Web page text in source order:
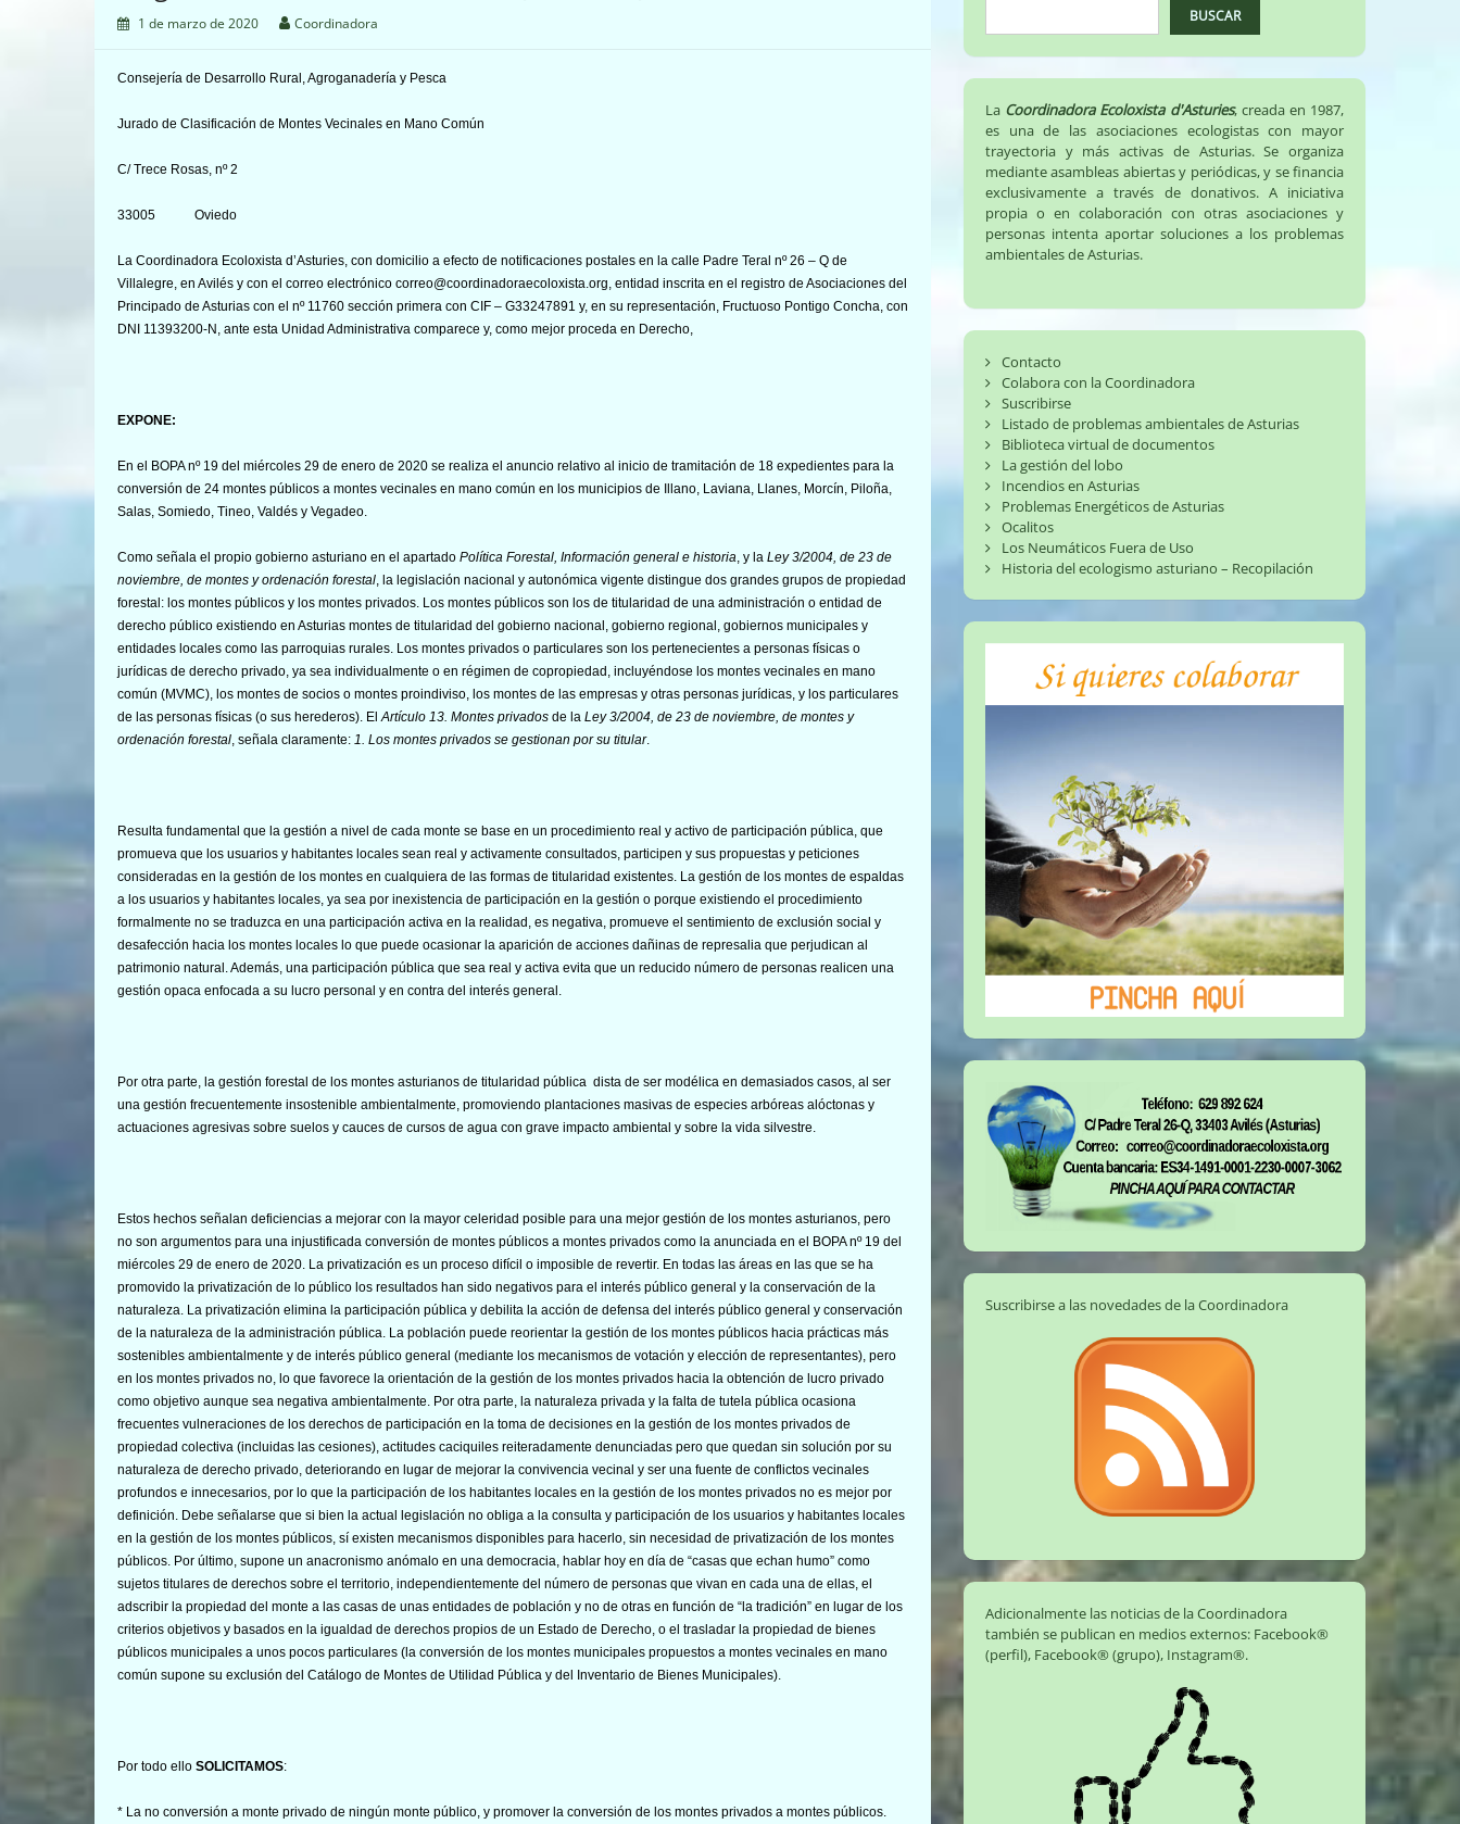
1 de marzo de 2020 Coordinadora
Consejería de Desarrollo Rural, Agroganadería y Pesca
Jurado de Clasificación de Montes Vecinales en Mano Común
C/ Trece Rosas, nº 2
33005 Oviedo
La Coordinadora Ecoloxista d’Asturies, con domicilio a efecto de notificaciones postales en la calle Padre Teral nº 26 – Q de
Villalegre, en Avilés y con el correo electrónico correo@coordinadoraecoloxista.org, entidad inscrita en el registro de Asociaciones del
Principado de Asturias con el nº 11760 sección primera con CIF – G33247891 y, en su representación, Fructuoso Pontigo Concha, con
DNI 11393200-N, ante esta Unidad Administrativa comparece y, como mejor proceda en Derecho,
EXPONE:
En el BOPA nº 19 del miércoles 29 de enero de 2020 se realiza el anuncio relativo al inicio de tramitación de 18 expedientes para la
conversión de 24 montes públicos a montes vecinales en mano común en los municipios de Illano, Laviana, Llanes, Morcín, Piloña,
Salas, Somiedo, Tineo, Valdés y Vegadeo.
Como señala el propio gobierno asturiano en el apartado Política Forestal, Información general e historia, y la Ley 3/2004, de 23 de
noviembre, de montes y ordenación forestal, la legislación nacional y autonómica vigente distingue dos grandes grupos de propiedad
forestal: los montes públicos y los montes privados. Los montes públicos son los de titularidad de una administración o entidad de
derecho público existiendo en Asturias montes de titularidad del gobierno nacional, gobierno regional, gobiernos municipales y
entidades locales como las parroquias rurales. Los montes privados o particulares son los pertenecientes a personas físicas o
jurídicas de derecho privado, ya sea individualmente o en régimen de copropiedad, incluyéndose los montes vecinales en mano
común (MVMC), los montes de socios o montes proindiviso, los montes de las empresas y otras personas jurídicas, y los particulares
de las personas físicas (o sus herederos). ElArtículo 13. Montes privados de la Ley 3/2004, de 23 de noviembre, de montes y
ordenación forestal, señala claramente: 1. Los montes privados se gestionan por su titular.
Resulta fundamental que la gestión a nivel de cada monte se base en un procedimiento real y activo de participación pública, que
promueva que los usuarios y habitantes locales sean real y activamente consultados, participen y sus propuestas y peticiones
consideradas en la gestión de los montes en cualquiera de las formas de titularidad existentes. La gestión de los montes de espaldas
a los usuarios y habitantes locales, ya sea por inexistencia de participación en la gestión o porque existiendo el procedimiento
formalmente no se traduzca en una participación activa en la realidad, es negativa, promueve el sentimiento de exclusión social y
desafección hacia los montes locales lo que puede ocasionar la aparición de acciones dañinas de represalia que perjudican al
patrimonio natural. Además, una participación pública que sea real y activa evita que un reducido número de personas realicen una
gestión opaca enfocada a su lucro personal y en contra del interés general.
Por otra parte, la gestión forestal de los montes asturianos de titularidad pública dista de ser modélica en demasiados casos, al ser
una gestión frecuentemente insostenible ambientalmente, promoviendo plantaciones masivas de especies arbóreas alóctonas y
actuaciones agresivas sobre suelos y cauces de cursos de agua con grave impacto ambiental y sobre la vida silvestre.
Estos hechos señalan deficiencias a mejorar con la mayor celeridad posible para una mejor gestión de los montes asturianos, pero
no son argumentos para una injustificada conversión de montes públicos a montes privados como la anunciada en el BOPA nº 19 del
miércoles 29 de enero de 2020. La privatización es un proceso difícil o imposible de revertir. En todas las áreas en las que se ha
promovido la privatización de lo público los resultados han sido negativos para el interés público general y la conservación de la
naturaleza. La privatización elimina la participación pública y debilita la acción de defensa del interés público general y conservación
de la naturaleza de la administración pública. La población puede reorientar la gestión de los montes públicos hacia prácticas más
sostenibles ambientalmente y de interés público general (mediante los mecanismos de votación y elección de representantes), pero
en los montes privados no, lo que favorece la orientación de la gestión de los montes privados hacia la obtención de lucro privado
como objetivo aunque sea negativa ambientalmente. Por otra parte, la naturaleza privada y la falta de tutela pública ocasiona
frecuentes vulneraciones de los derechos de participación en la toma de decisiones en la gestión de los montes privados de
propiedad colectiva (incluidas las cesiones), actitudes caciquiles reiteradamente denunciadas pero que quedan sin solución por su
naturaleza de derecho privado, deteriorando en lugar de mejorar la convivencia vecinal y ser una fuente de conflictos vecinales
profundos e innecesarios, por lo que la participación de los habitantes locales en la gestión de los montes privados no es mejor por
definición. Debe señalarse que si bien la actual legislación no obliga a la consulta y participación de los usuarios y habitantes locales
en la gestión de los montes públicos, sí existen mecanismos disponibles para hacerlo, sin necesidad de privatización de los montes
públicos. Por último, supone un anacronismo anómalo en una democracia, hablar hoy en día de “casas que echan humo” como
sujetos titulares de derechos sobre el territorio, independientemente del número de personas que vivan en cada una de ellas, el
adscribir la propiedad del monte a las casas de unas entidades de población y no de otras en función de “la tradición” en lugar de los
criterios objetivos y basados en la igualdad de derechos propios de un Estado de Derecho, o el trasladar la propiedad de bienes
públicos municipales a unos pocos particulares (la conversión de los montes municipales propuestos a montes vecinales en mano
común supone su exclusión del Catálogo de Montes de Utilidad Pública y del Inventario de Bienes Municipales).
Por todo ello SOLICITAMOS:
* La no conversión a monte privado de ningún monte público, y promover la conversión de los montes privados a montes públicos.
BUSCAR
La Coordinadora Ecoloxista d'Asturies, creada en 1987,
es una de las asociaciones ecologistas con mayor
trayectoria y más activas de Asturias. Se organiza
mediante asambleas abiertas y periódicas, y se financia
exclusivamente a través de donativos. A iniciativa
propia o en colaboración con otras asociaciones y
personas intenta aportar soluciones a los problemas
ambientales de Asturias.
Contacto
Colabora con la Coordinadora
Suscribirse
Listado de problemas ambientales de Asturias
Biblioteca virtual de documentos
La gestión del lobo
Incendios en Asturias
Problemas Energéticos de Asturias
Ocalitos
Los Neumáticos Fuera de Uso
Historia del ecologismo asturiano – Recopilación
Suscribirse a las novedades de la Coordinadora
Adicionalmente las noticias de la Coordinadora
también se publican en medios externos: Facebook®
(perfil), Facebook® (grupo), Instagram®.